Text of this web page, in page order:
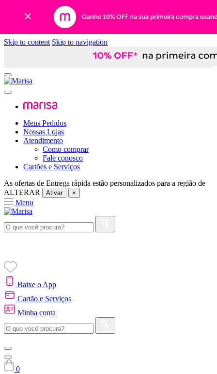
Ganhe 10% OFF na sua primeira compra
Skip to content Skip to navigation
Meus Pedidos
Nossas Lojas
Atendimento
Como comprar
Fale conosco
Cartões e Serviços
As ofertas de Entrega rápida estão personalizados para a região de
ALTERAR
Ativar ×
Menu
Baixe o App
Cartão e Serviços
Minha conta
0